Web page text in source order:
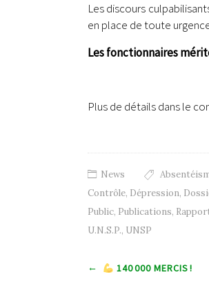
Les discours
en place de toute
Les fonctionnaires
Plus de détails dans le
News
Contrôle, Dépression,
Public, Publications,
U.N.S.P., UNSP
Post
← 140 000 MERCIS !